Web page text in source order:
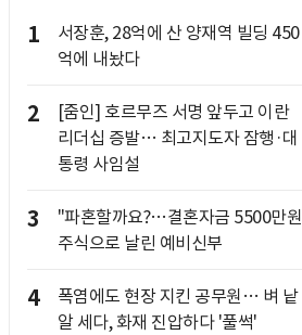
1
서장훈, 28억에 산 양재역 빌딩 450
억에 내놨다
2
[줌인] 호르무즈 서명 앞두고 이란
리더십 증발… 최고지도자 잠행·대
통령 사임설
3
"파혼할까요?…결혼자금 5500만원
주식으로 날린 예비신부
4
폭염에도 현장 지킨 공무원… 벼 낱
알 세다, 화재 진압하다 '풀썩'